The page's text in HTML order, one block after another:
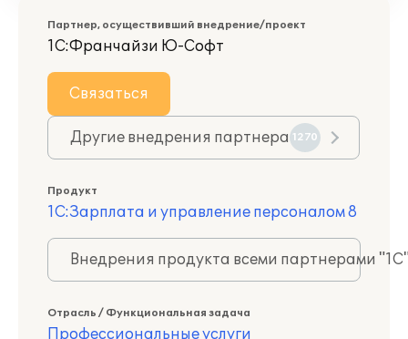
Партнер, осуществивший внедрение/проект
1С:Франчайзи Ю-Софт
Связаться
Другие внедрения партнера 1270
Продукт
1С:Зарплата и управление персоналом 8
Внедрения продукта всеми партнерами
Отрасль / Функциональная задача
Профессиональные услуги